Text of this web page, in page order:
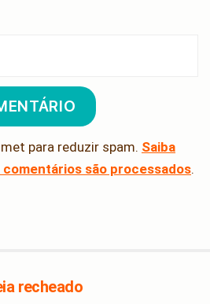
para reduzir spam. Saiba
comentários são processados.
recheado